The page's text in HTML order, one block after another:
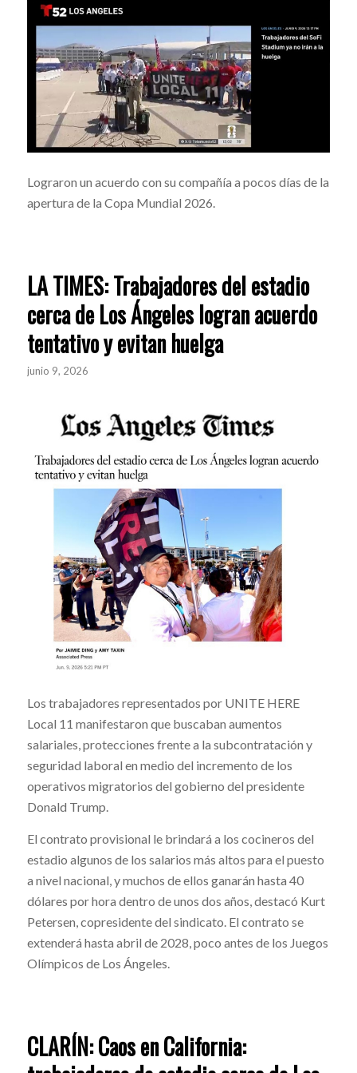
Lograron un acuerdo con su compañía a pocos días de la
apertura de la Copa Mundial 2026.
LA TIMES: Trabajadores del estadio
cerca de Los Ángeles logran acuerdo
tentativo y evitan huelga
junio 9, 2026
Los trabajadores representados por UNITE HERE
Local 11 manifestaron que buscaban aumentos
salariales, protecciones frente a la subcontratación y
seguridad laboral en medio del incremento de los
operativos migratorios del gobierno del presidente
Donald Trump.
El contrato provisional le brindará a los cocineros del
estadio algunos de los salarios más altos para el puesto
a nivel nacional, y muchos de ellos ganarán hasta 40
dólares por hora dentro de unos dos años, destacó Kurt
Petersen, copresidente del sindicato. El contrato se
extenderá hasta abril de 2028, poco antes de los Juegos
Olímpicos de Los Ángeles.
CLARÍN: Caos en California: